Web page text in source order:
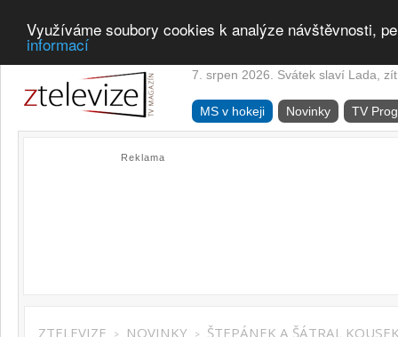
Využíváme soubory cookies k analýze návštěvnosti,
informací
7. srpen 2026. Svátek slaví Lada,
MS v hokeji Novinky TV
Reklama
ZTELEVIZE > NOVINKY >
ŠTEPÁNEK A ŠÁTRAL